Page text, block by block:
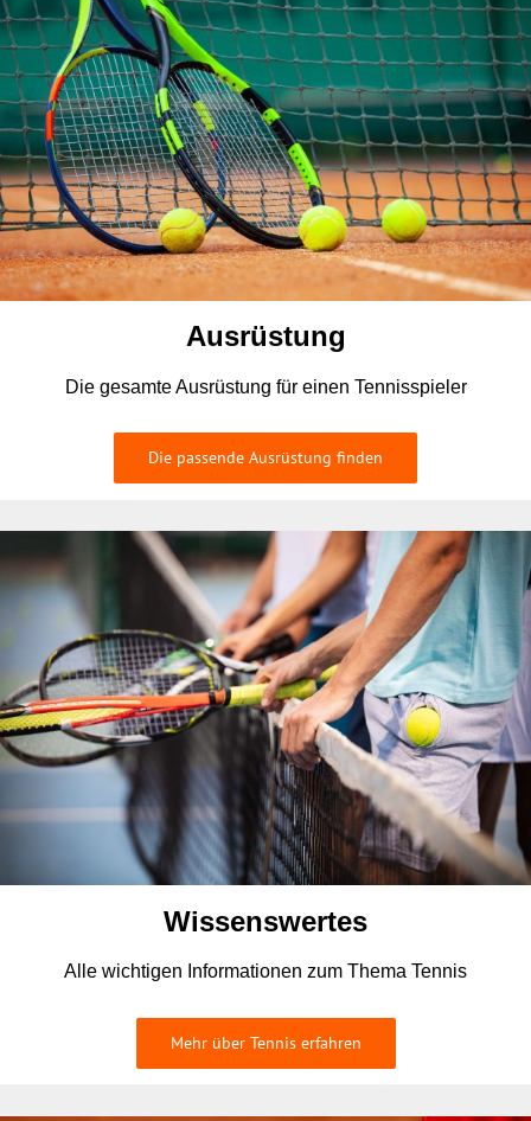
Ausrüstung
Die gesamte Ausrüstung für einen Tennisspieler
Die passende Ausrüstung finden
Wissenswertes
Alle wichtigen Informationen zum Thema Tennis
Mehr über Tennis erfahren